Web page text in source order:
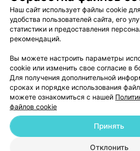
Пользовательское соглашение
Вакансии
Написать руководителю
Персональные
Обработка персональных
Наш сайт использует файлы cookie
удобства пользователей сайта, его
статистики и предоставления
рекомендаций.
Вы можете настроить параметры
cookie или изменить свое согласие в
Для получения дополнительной
сроках и порядке использования
можете ознакомиться с нашей
файлов cookie
Отклонить
Принять